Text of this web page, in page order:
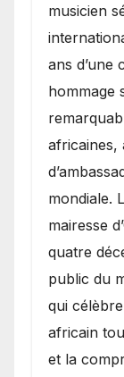
musicien
ans d’une
hommage
africaines,
mondiale.
mairesse
quatre
public du
qui
africain
et la